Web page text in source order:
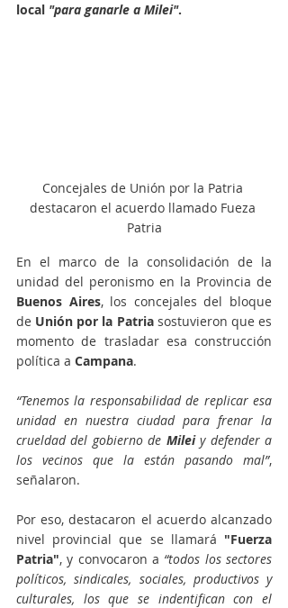
local "para ganarle a Milei".
Concejales de Unión por la Patria
destacaron el acuerdo llamado Fueza
Patria
En el marco de la consolidación de la
Buenos Aires, los concejales del bloque
de Unión por la Patria sostuvieron que es
momento de trasladar esa construcción
política a Campana.
“Tenemos la responsabilidad de replicar esa
unidad en nuestra ciudad para frenar la
crueldad del gobierno de Milei y defender a
los vecinos que la están pasando mal”,
señalaron.
Por eso, destacaron el acuerdo alcanzado
nivel provincial que se llamará "Fuerza
Patria", y convocaron a “todos los sectores
políticos, sindicales, sociales, productivos y
culturales, los que se indentifican con el